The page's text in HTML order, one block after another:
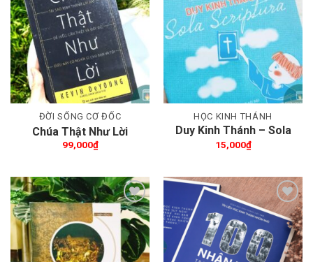
Thêm wishlist
ĐỜI SỐNG CƠ ĐỐC
Chúa Thật Như Lời
99,000₫
Thêm wishlist
HỌC KINH THÁNH
Duy Kinh Thánh – Sola
Scriptura
15,000₫
Thêm wishlist Thêm wishlist